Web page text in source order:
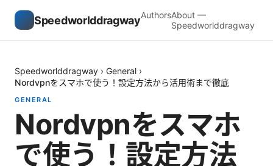
SpeedworlddragwayAuthorsAbout —
Speedworlddragway
Speedworlddragway › General ›
Nordvpnをスマホで使う！設定方法から活用術まで徹底
GENERAL
Nordvpnをスマホ
で使う！設定方法